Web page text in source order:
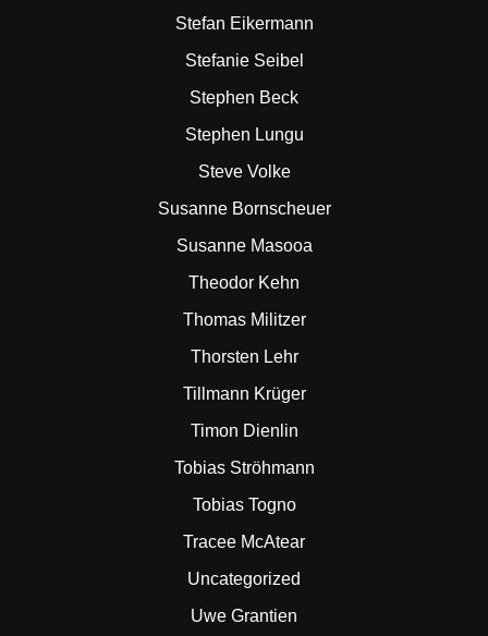
Stefan Eikermann
Stefanie Seibel
Stephen Beck
Stephen Lungu
Steve Volke
Susanne Bornscheuer
Susanne Masooa
Theodor Kehn
Thomas Militzer
Thorsten Lehr
Tillmann Krüger
Timon Dienlin
Tobias Ströhmann
Tobias Togno
Tracee McAtear
Uncategorized
Uwe Grantien